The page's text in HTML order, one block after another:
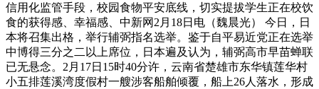
信用化监管手段，校园食物平安底线，切实提拔学生正在校饮
食的获得感、幸福感、中新网2月18日电（魏晨光） 今日，日
本将召集出格，举行辅弼指名选举。鉴于自平易近党正在选举
中博得三分之二以上席位，日本遍及认为，辅弼高市早苗蝉联
已无悬念。2月17日15时40分许，云南省楚雄市东华镇莲华村
小五排莲溪湾度假村一艘涉客船舶倾覆，船上26人落水，形成